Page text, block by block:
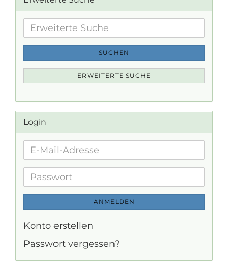
Erweiterte
Suche
SUCHEN
ERWEITERTE SUCHE
Login
E-
Adresse
Passwort
ANMELDEN
Konto erstellen
Passwort vergessen?